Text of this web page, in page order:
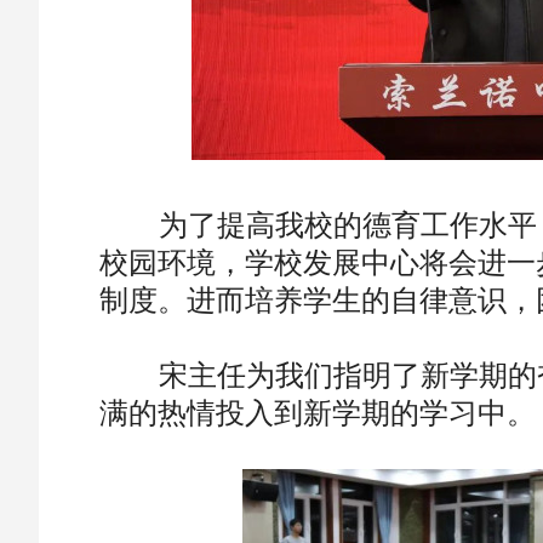
为了提高我校的德育工作水平
校园环境，学校发展中心将会进
制度。进而培养学生的自律意识
宋主任为我们指明了新学期的
满的热情投入到新学期的学习中。